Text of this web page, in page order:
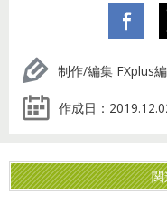
制作/編集 FXplus
作成日：